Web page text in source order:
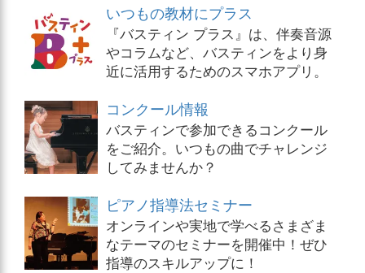
いつもの教材にプラス
『バスティン プラス』は、伴奏音源
やコラムなど、バスティンをより身
近に活用するためのスマホアプリ。
コンクール情報
バスティンで参加できるコンクール
をご紹介。いつもの曲でチャレンジ
してみませんか？
ピアノ指導法セミナー
オンラインや実地で学べるさまざま
なテーマのセミナーを開催中！ぜひ
指導のスキルアップに！